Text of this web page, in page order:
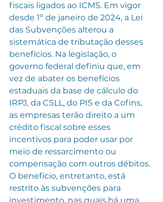
fiscais ligados ao ICMS. Em vigor
desde 1º de janeiro de 2024, a Lei
das Subvenções alterou a
sistemática de tributação desses
benefícios. Na legislação, o
governo federal definiu que, em
vez de abater os benefícios
estaduais da base de cálculo do
IRPJ, da CSLL, do PIS e da Cofins,
as empresas terão direito a um
crédito fiscal sobre esses
incentivos para poder usar por
meio de ressarcimento ou
compensação com outros débitos.
O benefício, entretanto, está
restrito às subvenções para